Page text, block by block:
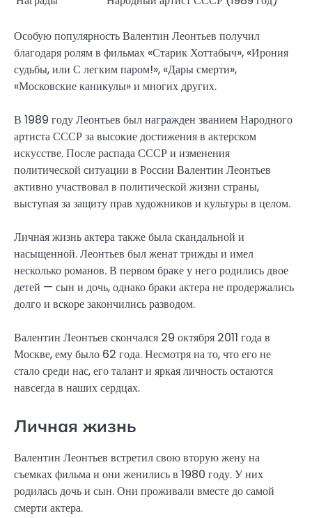
Особую популярность Валентин Леонтьев получил
благодаря ролям в фильмах «Старик Хоттабыч», «Ирония
судьбы, или С легким паром!», «Дары смерти»,
«Московские каникулы» и многих других.
В 1989 году Леонтьев был награжден званием Народного
артиста СССР за высокие достижения в актерском
искусстве. После распада СССР и изменения
политической ситуации в России Валентин Леонтьев
активно участвовал в политической жизни страны,
выступая за защиту прав художников и культуры в целом.
Личная жизнь актера также была скандальной и
насыщенной. Леонтьев был женат трижды и имел
несколько романов. В первом браке у него родились двое
детей — сын и дочь, однако браки актера не продержались
долго и вскоре закончились разводом.
Валентин Леонтьев скончался 29 октября 2011 года в
Москве, ему было 62 года. Несмотря на то, что его не
стало среди нас, его талант и яркая личность остаются
навсегда в наших сердцах.
Личная жизнь
Валентин Леонтьев встретил свою вторую жену на
съемках фильма и они женились в 1980 году. У них
родилась дочь и сын. Они проживали вместе до самой
смерти актера.